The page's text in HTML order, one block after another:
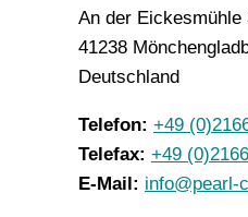
An der Eickesmühle
41238
Deutschland
Telefon: +49
Telefax: +49
E-Mail: info@pearl-